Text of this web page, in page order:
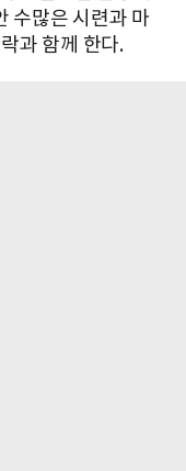
수많은 시련과 마
과 함께 한다.